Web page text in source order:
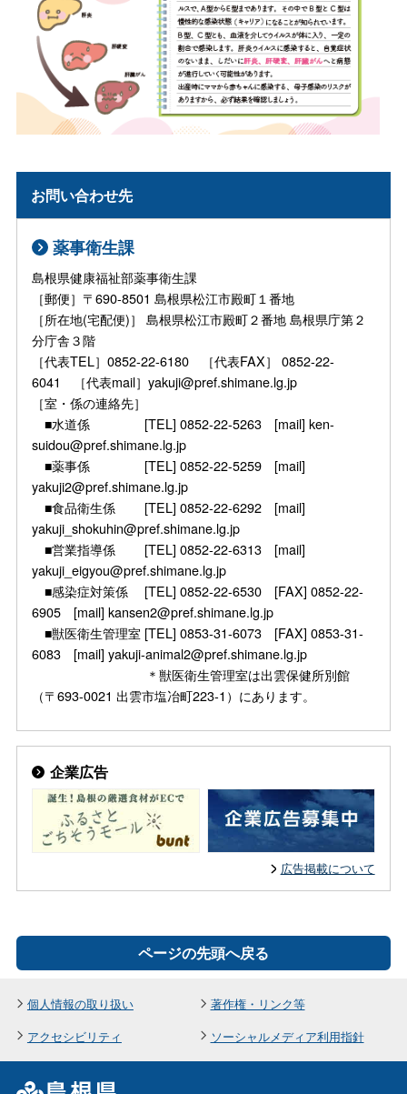
お問い合わせ先
薬事衛生課
島根県健康福祉部薬事衛生課
［郵便］〒690-8501 島根県松江市殿町１番地
［所在地(宅配便)］ 島根県松江市殿町２番地 島根県庁第２
分庁舎３階
［代表TEL］0852-22-6180 ［代表FAX］ 0852-22-
6041 ［代表mail］yakuji@pref.shimane.lg.jp
［室・係の連絡先］
■水道係 [TEL] 0852-22-5263 [mail] ken-
suidou@pref.shimane.lg.jp
■薬事係 [TEL] 0852-22-5259 [mail]
yakuji2@pref.shimane.lg.jp
■食品衛生係 [TEL] 0852-22-6292 [mail]
yakuji_shokuhin@pref.shimane.lg.jp
■営業指導係 [TEL] 0852-22-6313 [mail]
yakuji_eigyou@pref.shimane.lg.jp
■感染症対策係 [TEL] 0852-22-6530 [FAX] 0852-22-
6905 [mail] kansen2@pref.shimane.lg.jp
■獣医衛生管理室 [TEL] 0853-31-6073 [FAX] 0853-31-
6083 [mail] yakuji-animal2@pref.shimane.lg.jp
＊獣医衛生管理室は出雲保健所別館
（〒693-0021 出雲市塩冶町223-1）にあります。
企業広告
広告掲載について
ページの先頭へ戻る
個人情報の取り扱い
著作権・リンク等
アクセシビリティ
ソーシャルメディア利用指針